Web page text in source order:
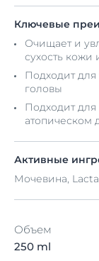
Ключевые
Очищает и
сухость кожи
Подходит для
головы
Подходит
атопическом
Активные
Мочевина,
Объем
250 ml